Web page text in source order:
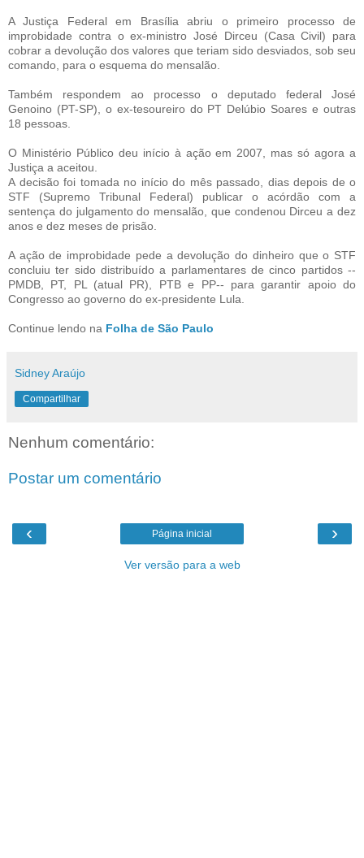
A Justiça Federal em Brasília abriu o primeiro processo de
improbidade contra o ex-ministro José Dirceu (Casa Civil) para
cobrar a devolução dos valores que teriam sido desviados, sob seu
comando, para o esquema do mensalão.
Também respondem ao processo o deputado federal José
Genoino (PT-SP), o ex-tesoureiro do PT Delúbio Soares e outras
18 pessoas.
O Ministério Público deu início à ação em 2007, mas só agora a
Justiça a aceitou.
A decisão foi tomada no início do mês passado, dias depois de o
STF (Supremo Tribunal Federal) publicar o acórdão com a
sentença do julgamento do mensalão, que condenou Dirceu a dez
anos e dez meses de prisão.
A ação de improbidade pede a devolução do dinheiro que o STF
concluiu ter sido distribuído a parlamentares de cinco partidos --
PMDB, PT, PL (atual PR), PTB e PP-- para garantir apoio do
Congresso ao governo do ex-presidente Lula.
Continue lendo na Folha de São Paulo
Sidney Araújo
Compartilhar
Nenhum comentário:
Postar um comentário
‹ ›
Página inicial
Ver versão para a web